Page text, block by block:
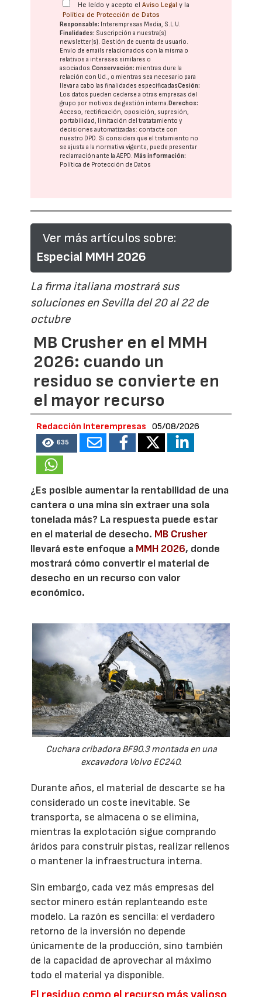
He leído y acepto elAviso Legal y la
Política de Protección de Datos
Responsable: Interempresas Media, S.L.U.
Finalidades: Suscripción a nuestra(s)
newsletter(s). Gestión de cuenta de usuario.
Envío de emails relacionados con la misma o
relativos a intereses similares o
asociados.Conservación: mientras dure la
relación con Ud., o mientras sea necesario para
llevar a cabo las finalidades especificadasCesión:
Los datos pueden cederse a otras empresas del
grupo por motivos de gestión interna. Derechos:
Acceso, rectificación, oposición, supresión,
portabilidad, limitación del tratatamiento y
decisiones automatizadas: contacte con
nuestro DPD. Si considera que el tratamiento no
se ajusta a la normativa vigente, puede presentar
reclamación ante laAEPD. Más información:
Política de Protección de Datos
Ver más artículos sobre:
Especial MMH 2026
La firma italiana mostrará sus
soluciones en Sevilla del 20 al 22 de
octubre
MB Crusher en el MMH
2026: cuando un
residuo se convierte en
el mayor recurso
Redacción Interempresas 05/08/2026
635
¿Es posible aumentar la rentabilidad de una
cantera o una mina sin extraer una sola
tonelada más? La respuesta puede estar
en el material de desecho. MB Crusher
llevará este enfoque a MMH 2026, donde
mostrará cómo convertir el material de
desecho en un recurso con valor
económico.
Cuchara cribadora BF90.3 montada en una
excavadora Volvo EC240.
Durante años, el material de descarte se ha
considerado un coste inevitable. Se
transporta, se almacena o se elimina,
mientras la explotación sigue comprando
áridos para construir pistas, realizar rellenos
o mantener la infraestructura interna.
Sin embargo, cada vez más empresas del
sector minero están replanteando este
modelo. La razón es sencilla: el verdadero
retorno de la inversión no depende
únicamente de la producción, sino también
de la capacidad de aprovechar al máximo
todo el material ya disponible.